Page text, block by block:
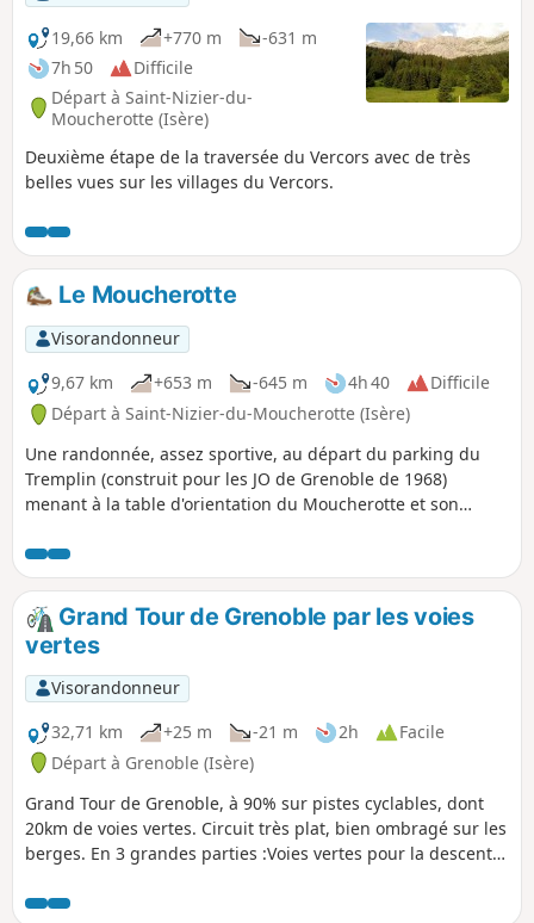
19,66 km
+770 m
-631 m
7h 50
Difficile
Départ à Saint-Nizier-du-
Moucherotte (Isère)
Deuxième étape de la traversée du Vercors avec de très
belles vues sur les villages du Vercors.
Le Moucherotte
Visorandonneur
9,67 km
+653 m -645 m 4h 40
Difficile
Départ à Saint-Nizier-du-Moucherotte (Isère)
Une randonnée, assez sportive, au départ du parking du
Tremplin (construit pour les JO de Grenoble de 1968)
menant à la table d'orientation du Moucherotte et son
Grand Tour de Grenoble par les voies
vertes
Visorandonneur
32,71 km
+25 m -21 m 2h
Facile
Départ à Grenoble (Isère)
Grand Tour de Grenoble, à 90% sur pistes cyclables, dont
20km de voies vertes. Circuit très plat, bien ombragé sur les
berges. En 3 grandes parties :Voies vertes pour la descente
jusqu'au Rondeau : 11 km sans voiture.D269 souvent avec